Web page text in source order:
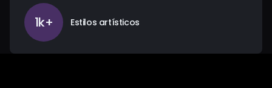
1k+ Estilos artísticos